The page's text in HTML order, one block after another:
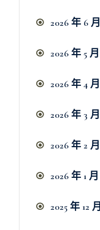
2026 年 6 月
2026 年 5 月
2026 年 4 月
2026 年 3 月
2026 年 2 月
2026 年 1 月
2025 年 12 月